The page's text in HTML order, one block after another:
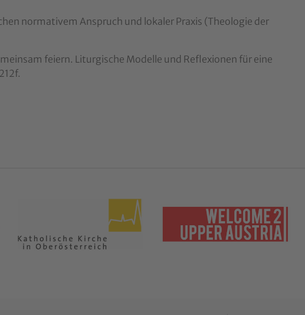
normativem Anspruch und lokaler Praxis (Theologie der
feiern. Liturgische Modelle und Reflexionen für eine